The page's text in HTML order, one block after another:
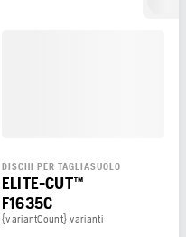
DISCHI PER TAGLIASUOLO
ELITE-CUT™
F1635C
{variantCount} varianti